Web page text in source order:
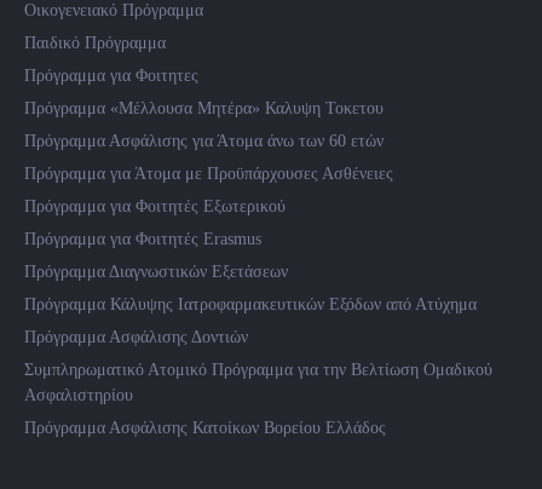
Οικογενειακό Πρόγραμμα
Παιδικό Πρόγραμμα
Πρόγραμμα για Φοιτητες
Πρόγραμμα «Μέλλουσα Μητέρα» Καλυψη Τοκετου
Πρόγραμμα Ασφάλισης για Άτομα άνω των 60 ετών
Πρόγραμμα για Άτομα με Προϋπάρχουσες Ασθένειες
Πρόγραμμα για Φοιτητές Εξωτερικού
Πρόγραμμα για Φοιτητές Erasmus
Πρόγραμμα Διαγνωστικών Εξετάσεων
Πρόγραμμα Κάλυψης Ιατροφαρμακευτικών Εξόδων από Ατύχημα
Πρόγραμμα Ασφάλισης Δοντιών
Συμπληρωματικό Ατομικό Πρόγραμμα για την Βελτίωση Ομαδικού
Ασφαλιστηρίου
Πρόγραμμα Ασφάλισης Κατοίκων Βορείου Ελλάδος